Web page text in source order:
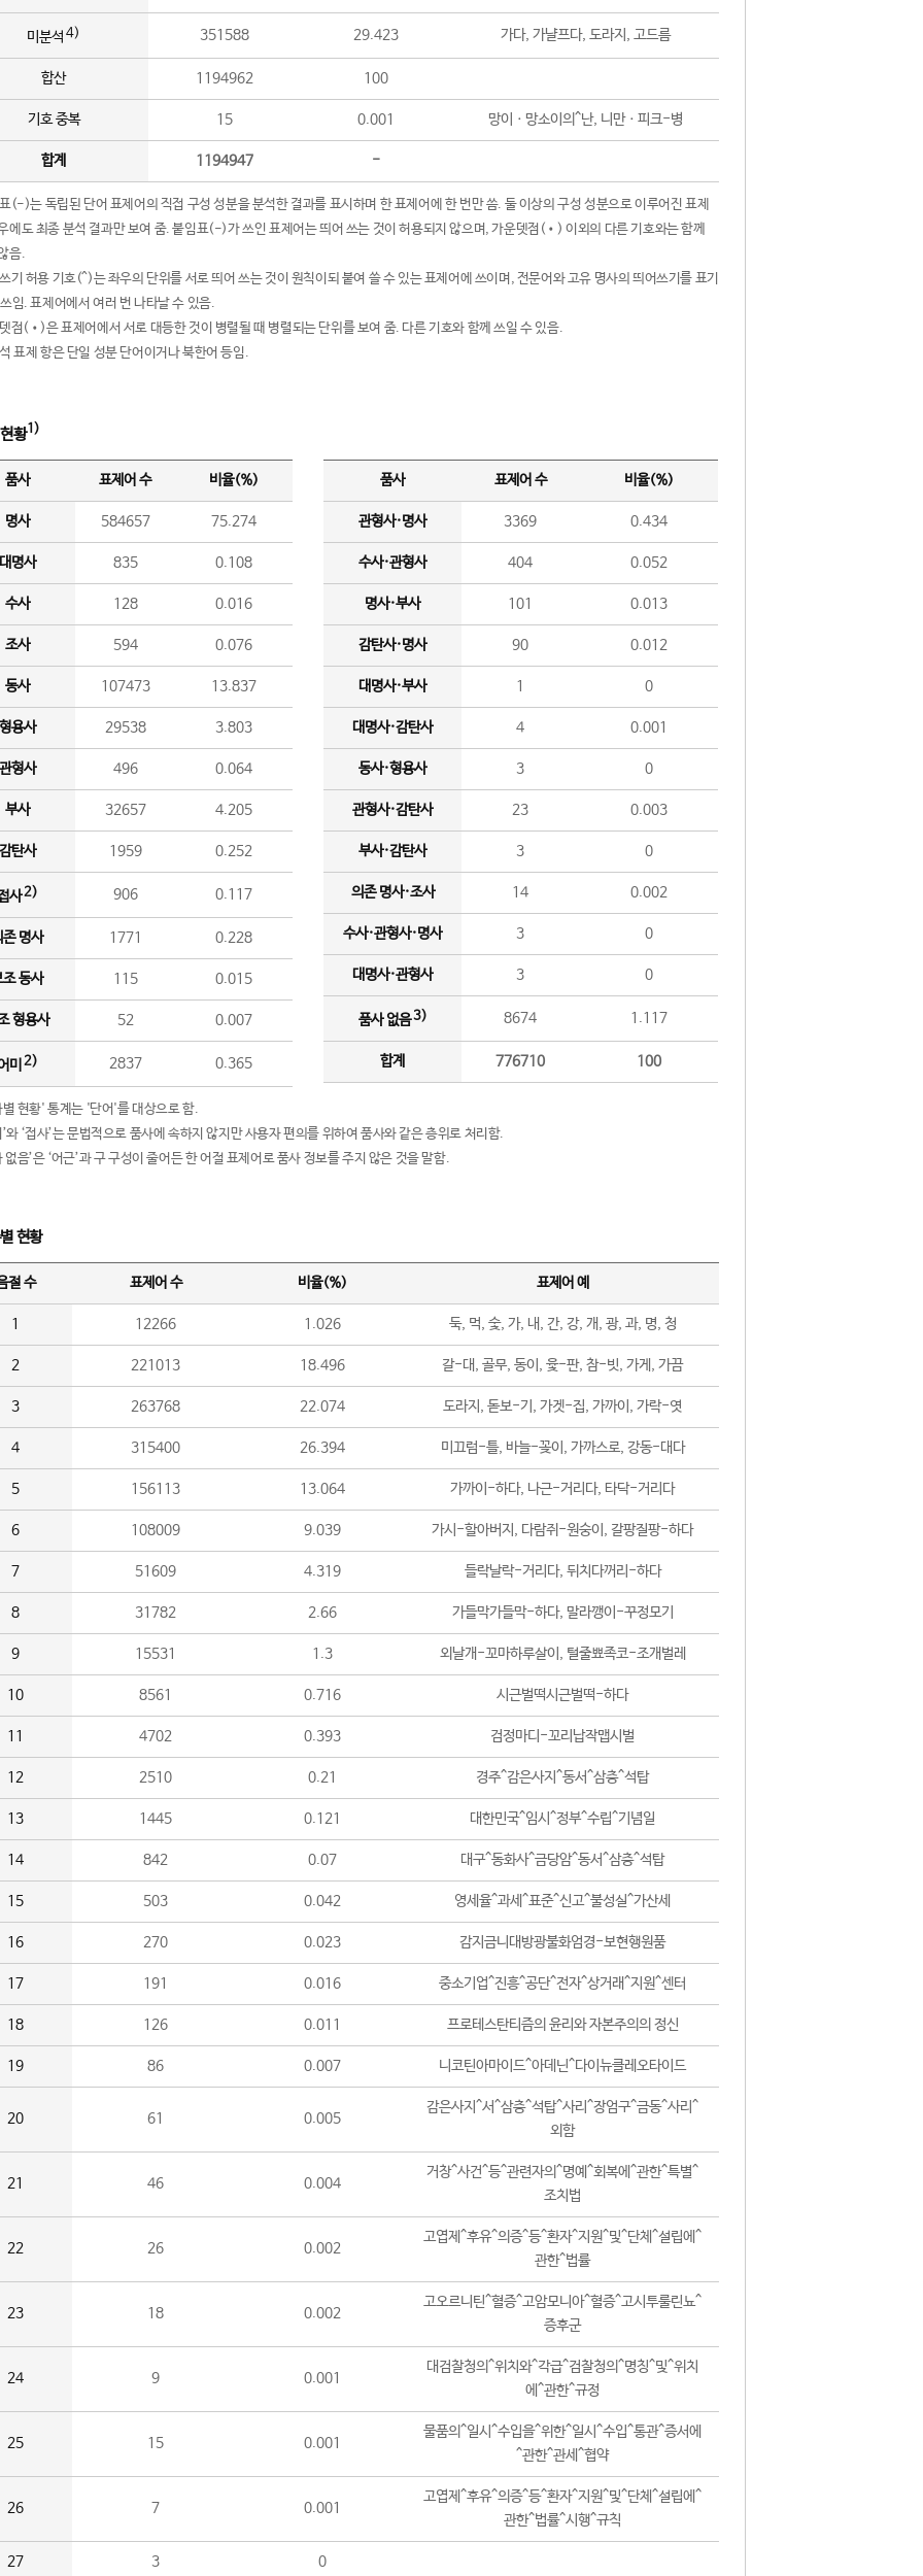
미분석 4) 351588 29.423 가다, 가냘프다, 도라지, 고드름
합산 1194962 100
기호 중복 15 0.001 망이ㆍ망소이의^난, 니만ㆍ피크-병
합계 1194947 -
(-)는 독립된 단어 표제어의 직접 구성 성분을 분석한 결과를 표시하며 한 표제어에 한 번만 씀. 둘 이상의 구성 성분으로 이루어진 표제
에도 최종 분석 결과만 보여 줌. 붙임표(-)가 쓰인 표제어는 띄어 쓰는 것이 허용되지 않으며, 가운뎃점(•) 이외의 다른 기호와는 함께
음.
기 허용 기호(^)는 좌우의 단위를 서로 띄어 쓰는 것이 원칙이되 붙여 쓸 수 있는 표제어에 쓰이며, 전문어와 고유 명사의 띄어쓰기를 표기
임. 표제어에서 여러 번 나타날 수 있음.
점(•)은 표제어에서 서로 대등한 것이 병렬될 때 병렬되는 단위를 보여 줌. 다른 기호와 함께 쓰일 수 있음.
표제 항은 단일 성분 단어이거나 북한어 등임.
황1)
품사 표제어 수 비율(%)
명사 584657 75.274
명사 835 0.108
수사 128 0.016
조사 594 0.076
동사 107473 13.837
용사 29538 3.803
형사 496 0.064
부사 32657 4.205
탄사 1959 0.252
사2) 906 0.117
존 명사 1771 0.228
조 동사 115 0.015
형용사 52 0.007
미 2) 2837 0.365
품사 표제어 수 비율(%)
관형사·명사 3369 0.434
수사·관형사 404 0.052
명사·부사 101 0.013
감탄사·명사 90 0.012
대명사·부사 1 0
대명사·감탄사 4 0.001
동사·형용사 3 0
관형사·감탄사 23 0.003
부사·감탄사 3 0
의존 명사·조사 14 0.002
수사·관형사·명사 3 0
대명사·관형사 3 0
품사 없음3) 8674 1.117
합계 776710 100
현황' 통계는 '단어'를 대상으로 함.
와 ‘접사’는 문법적으로 품사에 속하지 않지만 사용자 편의를 위하여 품사와 같은 층위로 처리함.
없음’은 ‘어근’과 구 구성이 줄어든 한 어절 표제어로 품사 정보를 주지 않은 것을 말함.
현황
절 수 표제어 수 비율(%) 표제어 예
1 12266 1.026 둑, 먹, 숯, 가, 내, 간, 강, 개, 광, 과, 명, 청
2 221013 18.496 갈-대, 골무, 동이, 윷-판, 참-빗, 가게, 가끔
3 263768 22.074 도라지, 돋보-기, 가겟-집, 가까이, 가락-엿
4 315400 26.394 미끄럼-틀, 바늘-꽂이, 가까스로, 강동-대다
5 156113 13.064 가까이-하다, 나근-거리다, 타닥-거리다
6 108009 9.039 가시-할아버지, 다람쥐-원숭이, 갈팡질팡-하다
7 51609 4.319 들락날락-거리다, 뒤치다꺼리-하다
8 31782 2.66 가들막가들막-하다, 말라깽이-꾸정모기
9 15531 1.3 외날개-꼬마하루살이, 털줄뾰족코-조개벌레
10 8561 0.716 시근벌떡시근벌떡-하다
11 4702 0.393 검정마디-꼬리납작맵시벌
12 2510 0.21 경주^감은사지^동서^삼층^석탑
13 1445 0.121 대한민국^임시^정부^수립^기념일
14 842 0.07 대구^동화사^금당암^동서^삼층^석탑
15 503 0.042 영세율^과세^표준^신고^불성실^가산세
16 270 0.023 감지금니대방광불화엄경-보현행원품
17 191 0.016 중소기업^진흥^공단^전자^상거래^지원^센터
18 126 0.011 프로테스탄티즘의 윤리와 자본주의의 정신
19 86 0.007 니코틴아마이드^아데닌^다이뉴클레오타이드
20 61 0.005
감은사지^서^삼층^석탑^사리^장엄구^금동^사리^
외함
21 46 0.004
거창^사건^등^관련자의^명예^회복에^관한^특별^
조치법
22 26 0.002
고엽제^후유^의증^등^환자^지원^및^단체^설립에^
관한^법률
23 18 0.002
고오르니틴^혈증^고암모니아^혈증^고시투룰린뇨^
증후군
24 9 0.001
대검찰청의^위치와^각급^검찰청의^명칭^및^위치
에^관한^규정
25 15 0.001
물품의^일시^수입을^위한^일시^수입^통관^증서에
^관한^관세^협약
26 7 0.001
고엽제^후유^의증^등^환자^지원^및^단체^설립에^
관한^법률^시행^규칙
27 3 0